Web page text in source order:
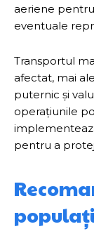
aeriene
eventuale
Transportul
afectat, mai
puternic și
operațiunile
pentru a